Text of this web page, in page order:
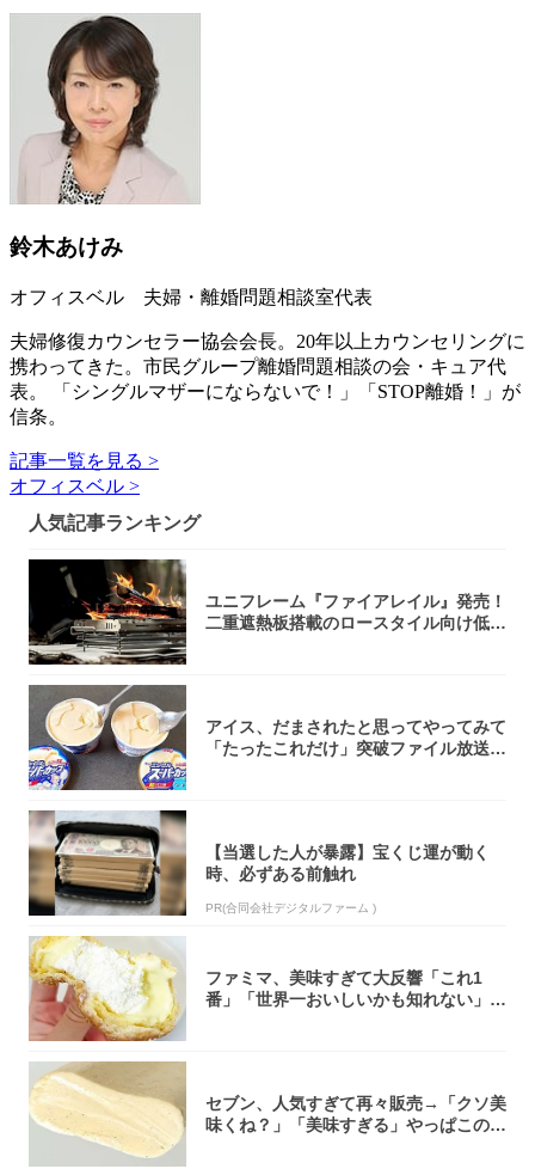
鈴木あけみ
オフィスベル 夫婦・離婚問題相談室代表
夫婦修復カウンセラー協会会長。20年以上カウンセリングに
携わってきた。市民グループ離婚問題相談の会・キュア代
表。 「シングルマザーにならないで！」「STOP離婚！」が
信条。
記事一覧を見る >
オフィスベル >
人気記事ランキング
ユニフレーム『ファイアレイル』発売！
二重遮熱板搭載のロースタイル向け低型
アイス、だまされたと思ってやってみて
「たったこれだけ」突破ファイル放送で
【当選した人が暴露】宝くじ運が動く
時、必ずある前触れ
PR(合同会社デジタルファーム )
ファミマ、美味すぎて大反響「これ1
番」「世界一おいしいかも知れない」
セブン、人気すぎて再々販売→「クソ美
味くね？」「美味すぎる」やっぱこのク